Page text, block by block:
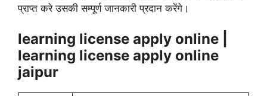
प्राप्त करे उसकी सम्पूर्ण जानकारी प्रदान करेंगे।
learning license apply online |
learning license apply online
jaipur